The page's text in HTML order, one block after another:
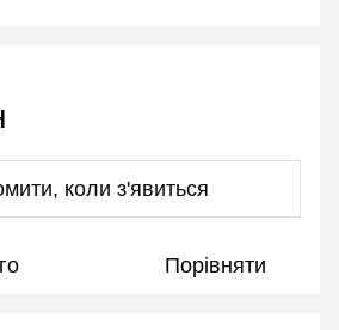
коли з'явиться
Порівняти